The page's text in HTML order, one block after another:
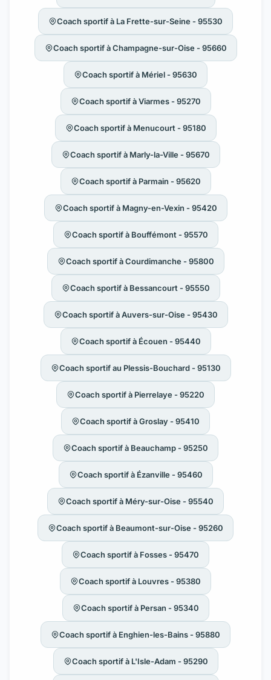
Coach sportif à La Frette-sur-Seine - 95530
Coach sportif à Champagne-sur-Oise - 95660
Coach sportif à Mériel - 95630
Coach sportif à Viarmes - 95270
Coach sportif à Menucourt - 95180
Coach sportif à Marly-la-Ville - 95670
Coach sportif à Parmain - 95620
Coach sportif à Magny-en-Vexin - 95420
Coach sportif à Bouffémont - 95570
Coach sportif à Courdimanche - 95800
Coach sportif à Bessancourt - 95550
Coach sportif à Auvers-sur-Oise - 95430
Coach sportif à Écouen - 95440
Coach sportif au Plessis-Bouchard - 95130
Coach sportif à Pierrelaye - 95220
Coach sportif à Groslay - 95410
Coach sportif à Beauchamp - 95250
Coach sportif à Ézanville - 95460
Coach sportif à Méry-sur-Oise - 95540
Coach sportif à Beaumont-sur-Oise - 95260
Coach sportif à Fosses - 95470
Coach sportif à Louvres - 95380
Coach sportif à Persan - 95340
Coach sportif à Enghien-les-Bains - 95880
Coach sportif à L'Isle-Adam - 95290